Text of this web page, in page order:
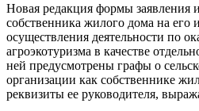
Новая редакция формы заявления
собственника жилого дома на его
осуществления деятельности по
агроэкотуризма в качестве
ней предусмотрены графы о
организации как собственнике
реквизиты ее руководителя,